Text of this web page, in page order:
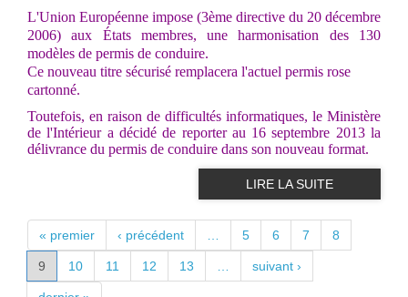
L'Union Européenne impose (3ème directive du 20 décembre
2006) aux États membres, une harmonisation des 130
modèles de permis de conduire.
Ce nouveau titre sécurisé remplacera l'actuel permis rose
cartonné.
Toutefois, en raison de difficultés informatiques, le Ministère
de l'Intérieur a décidé de reporter au 16 septembre 2013 la
délivrance du permis de conduire dans son nouveau format.
LIRE LA SUITE
PAGES
« premier ‹ précédent 5 6 7 8
9 10 11 12 13 suivant ›